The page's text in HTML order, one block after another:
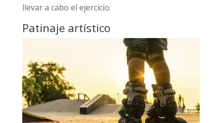
llevar a cabo el ejercicio.
Patinaje artístico